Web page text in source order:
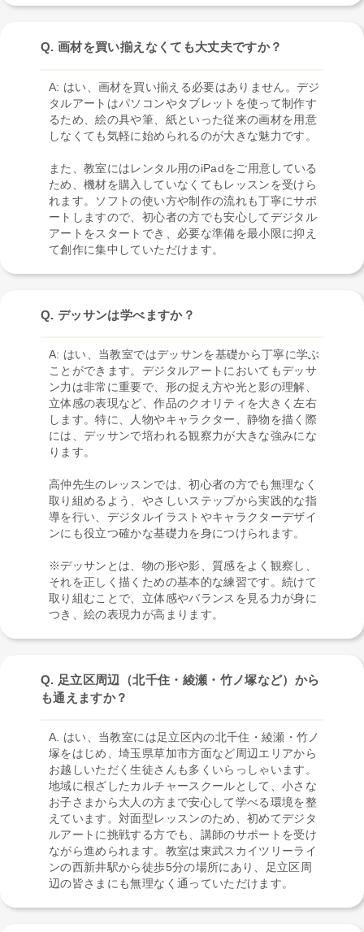
Q. 画材を買い揃えなくても大丈夫ですか？
A: はい、画材を買い揃える必要はありません。デジ
タルアートはパソコンやタブレットを使って制作す
るため、絵の具や筆、紙といった従来の画材を用意
しなくても気軽に始められるのが大きな魅力です。
また、教室にはレンタル用のiPadをご用意している
ため、機材を購入していなくてもレッスンを受けら
れます。ソフトの使い方や制作の流れも丁寧にサポ
ートしますので、初心者の方でも安心してデジタル
アートをスタートでき、必要な準備を最小限に抑え
て創作に集中していただけます。
Q. デッサンは学べますか？
A: はい、当教室ではデッサンを基礎から丁寧に学ぶ
ことができます。デジタルアートにおいてもデッサ
ン力は非常に重要で、形の捉え方や光と影の理解、
立体感の表現など、作品のクオリティを大きく左右
します。特に、人物やキャラクター、静物を描く際
には、デッサンで培われる観察力が大きな強みにな
ります。
高仲先生のレッスンでは、初心者の方でも無理なく
取り組めるよう、やさしいステップから実践的な指
導を行い、デジタルイラストやキャラクターデザイ
ンにも役立つ確かな基礎力を身につけられます。
※デッサンとは、物の形や影、質感をよく観察し、
それを正しく描くための基本的な練習です。続けて
取り組むことで、立体感やバランスを見る力が身に
つき、絵の表現力が高まります。
Q. 足立区周辺（北千住・綾瀬・竹ノ塚など）から
も通えますか？
A. はい、当教室には足立区内の北千住・綾瀬・竹ノ
塚をはじめ、埼玉県草加市方面など周辺エリアから
お越しいただく生徒さんも多くいらっしゃいます。
地域に根ざしたカルチャースクールとして、小さな
お子さまから大人の方まで安心して学べる環境を整
えています。対面型レッスンのため、初めてデジタ
ルアートに挑戦する方でも、講師のサポートを受け
ながら進められます。教室は東武スカイツリーライ
ンの西新井駅から徒歩5分の場所にあり、足立区周
辺の皆さまにも無理なく通っていただけます。